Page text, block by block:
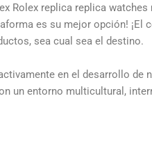
Rolex replica replica watches
es su mejor opción!
sea cual sea el destino.
en el desarrollo
un entorno multicultural,